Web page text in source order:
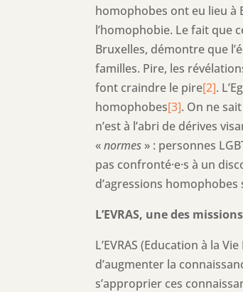
homophobes ont eu lieu à
l’homophobie. Le fait que
Bruxelles, démontre que
familles. Pire, les
font craindre le pire[2].
homophobes[3]. On ne
n’est à l’abri de dérives
«normes » : personnes
pas confronté·e·s à un
d’agressions
L’EVRAS, une des
L’EVRAS (Education à la
d’augmenter la
s’approprier ces